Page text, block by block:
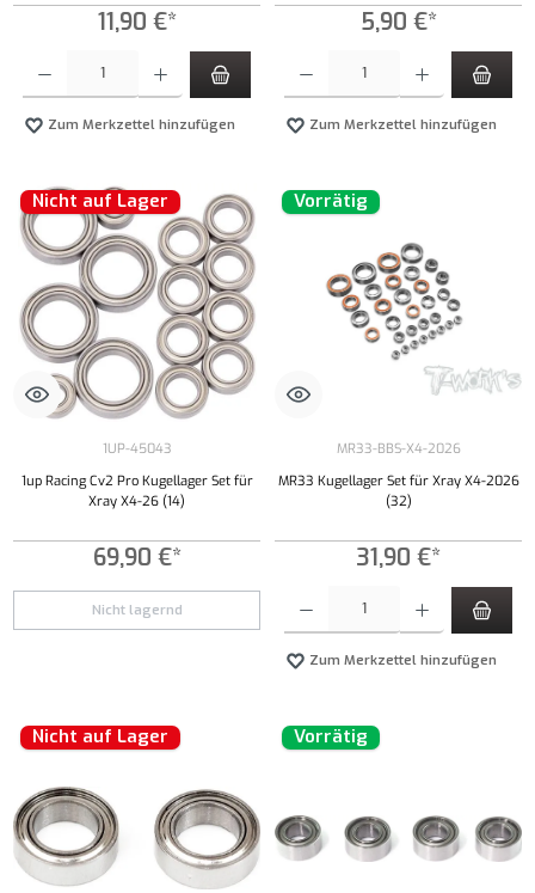
11,90 €*
Zum Merkzettel hinzufügen
5,90 €*
Zum Merkzettel hinzufügen
Nicht auf Lager
1UP-45043
1up Racing Cv2 Pro Kugellager Set für
Xray X4-26 (14)
69,90 €*
Nicht lagernd
Vorrätig
MR33-BBS-X4-2026
MR33 Kugellager Set für Xray X4-2026
(32)
31,90 €*
Zum Merkzettel hinzufügen
Nicht auf Lager Vorrätig